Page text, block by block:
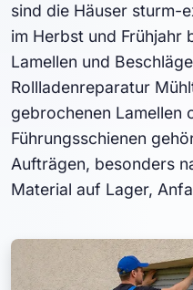
sind die Häuser sturm-
im Herbst und Frühjahr
Lamellen und
Rollladenreparatur
gebrochenen Lamellen
Führungsschienen
Aufträgen, besonders
Material auf Lager,